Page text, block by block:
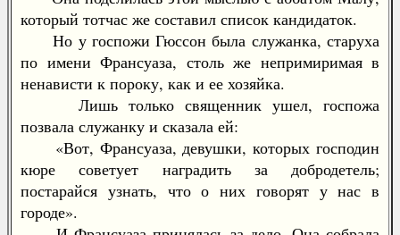
который тотчас же составил список кандидаток.
Но у госпожи Гюссон была служанка, старуха
по имени Франсуаза, столь же непримиримая в
ненависти к пороку, как и ее хозяйка.
Лишь только священник ушел, госпожа
позвала служанку и сказала ей:
«Вот, Франсуаза, девушки, которых господин
кюре советует наградить за добродетель;
постарайся узнать, что о них говорят у нас в
городе».